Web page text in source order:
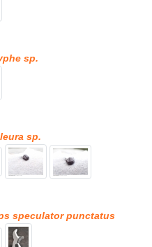
sp.
sp.
speculator punctatus